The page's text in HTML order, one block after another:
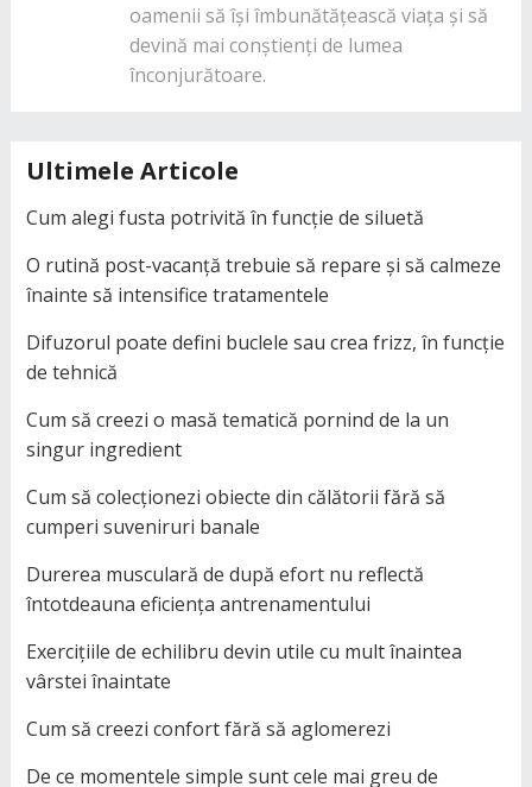
oamenii să își îmbunătățească viața și să
devină mai conștienți de lumea
înconjurătoare.
Ultimele Articole
Cum alegi fusta potrivită în funcție de siluetă
O rutină post-vacanță trebuie să repare și să calmeze
înainte să intensifice tratamentele
Difuzorul poate defini buclele sau crea frizz, în funcție
de tehnică
Cum să creezi o masă tematică pornind de la un
singur ingredient
Cum să colecționezi obiecte din călătorii fără să
cumperi suveniruri banale
Durerea musculară de după efort nu reflectă
întotdeauna eficiența antrenamentului
Exercițiile de echilibru devin utile cu mult înaintea
vârstei înaintate
Cum să creezi confort fără să aglomerezi
De ce momentele simple sunt cele mai greu de